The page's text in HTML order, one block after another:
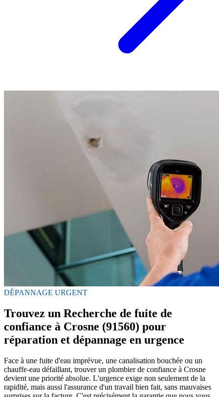
DÉPANNAGE URGENT
Trouvez un Recherche de fuite de
confiance à Crosne (91560) pour
réparation et dépannage en urgence
Face à une fuite d'eau imprévue, une canalisation bouchée ou un
chauffe-eau défaillant, trouver un plombier de confiance à Crosne
devient une priorité absolue. L'urgence exige non seulement de la
rapidité, mais aussi l'assurance d'un travail bien fait, sans mauvaises